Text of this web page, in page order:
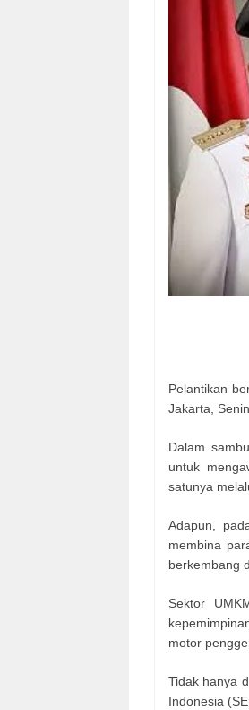
Pelantikan
Jakarta,
Dalam
untuk
satunya
Adapun,
membina
berkembang
Sektor
motor
Tidak hanya
Indonesia